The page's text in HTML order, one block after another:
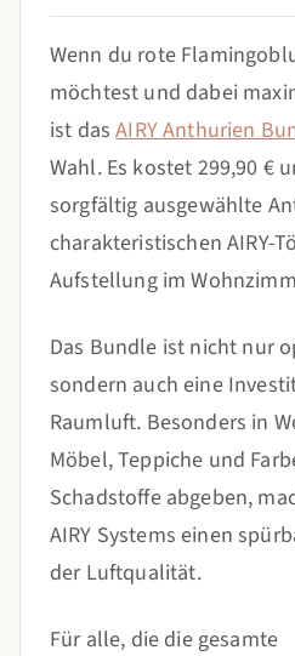
Wenn du rote
möchtest und dabei
ist dasAIRY Anthurien
Wahl. Es kostet 299,90 €
sorgfältig ausgewählte
charakteristischen AIRY-
Aufstellung im
Das Bundle ist nicht nur
sondern auch eine
Raumluft. Besonders in
Möbel, Teppiche und
Schadstoffe abgeben,
AIRY Systems einen
der Luftqualität.
Für alle, die die gesamte